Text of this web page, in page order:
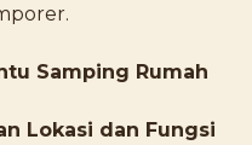
Samping Rumah
Lokasi dan Fungsi